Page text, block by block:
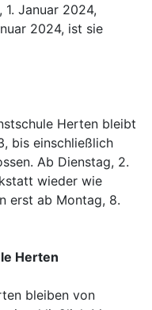
Januar 2024,
2024, ist sie
Herten bleibt
bis einschließlich
Ab Dienstag, 2.
wieder wie
erst ab Montag, 8.
Herten
bleiben von